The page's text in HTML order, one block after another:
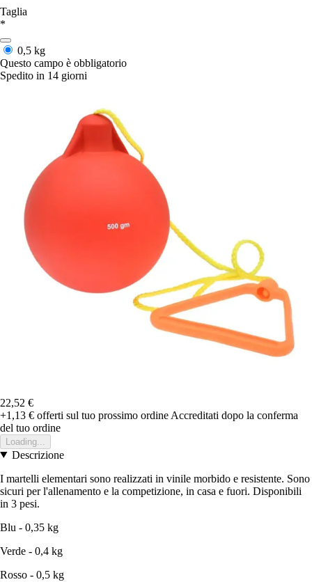
Taglia
*
0,5 kg
Questo campo è obbligatorio
Spedito in 14 giorni
22,52 €
+1,13 € offerti sul tuo prossimo ordine Accreditati dopo la conferma
del tuo ordine
Loading...
Descrizione
I martelli elementari sono realizzati in vinile morbido e resistente. Sono
sicuri per l'allenamento e la competizione, in casa e fuori. Disponibili
in 3 pesi.
Blu - 0,35 kg
Verde - 0,4 kg
Rosso - 0,5 kg